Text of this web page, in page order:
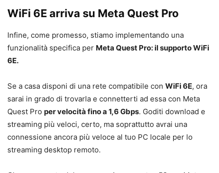
WiFi 6E arriva su Meta Quest Pro
Infine, come promesso, stiamo implementando una
funzionalità specifica per Meta Quest Pro: il supporto WiFi
6E.
Se a casa disponi di una rete compatibile con WiFi 6E, ora
sarai in grado di trovarla e connetterti ad essa con Meta
Quest Pro per velocità fino a 1,6 Gbps. Goditi download e
streaming più veloci, certo, ma soprattutto avrai una
connessione ancora più veloce al tuo PC locale per lo
streaming desktop remoto.